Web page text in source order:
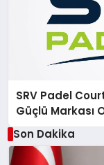
SRV Padel
Güçlü Markası
Son Dakika